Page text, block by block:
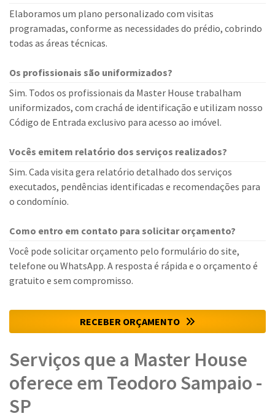
Elaboramos um plano personalizado com visitas
programadas, conforme as necessidades do prédio, cobrindo
todas as áreas técnicas.
Os profissionais são uniformizados?
Sim. Todos os profissionais da Master House trabalham
uniformizados, com crachá de identificação e utilizam nosso
Código de Entrada exclusivo para acesso ao imóvel.
Vocês emitem relatório dos serviços realizados?
Sim. Cada visita gera relatório detalhado dos serviços
executados, pendências identificadas e recomendações para
o condomínio.
Como entro em contato para solicitar orçamento?
Você pode solicitar orçamento pelo formulário do site,
telefone ou WhatsApp. A resposta é rápida e o orçamento é
gratuito e sem compromisso.
RECEBER ORÇAMENTO
Serviços que a Master House
oferece em Teodoro Sampaio -
SP